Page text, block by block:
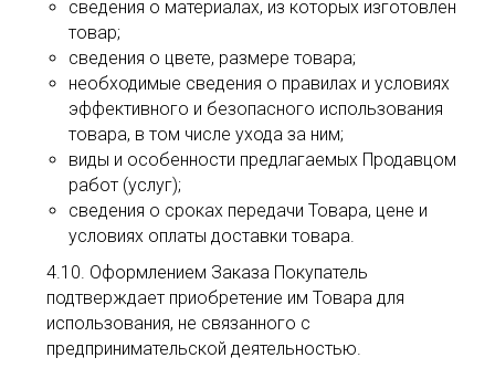
сведения о материалах, из которых изготовлен
товар;
сведения о цвете, размере товара;
необходимые сведения о правилах и условиях
эффективного и безопасного использования
товара, в том числе ухода за ним;
виды и особенности предлагаемых Продавцом
работ (услуг);
сведения о сроках передачи Товара, цене и
условиях оплаты доставки товара.
4.10. Оформлением Заказа Покупатель
подтверждает приобретение им Товара для
использования, не связанного с
предпринимательской деятельностью.